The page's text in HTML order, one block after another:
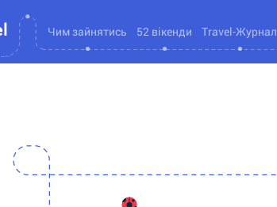
Чим зайнятись 52 вікенди Travel-Журнал